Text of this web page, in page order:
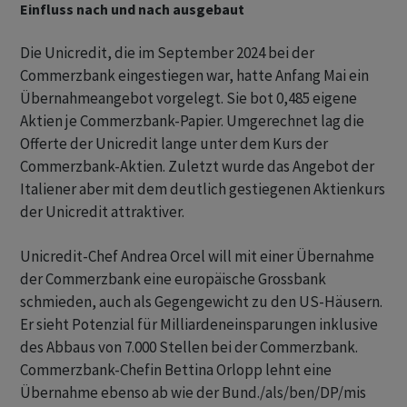
Einfluss nach und nach ausgebaut
Die Unicredit, die im September 2024 bei der
Commerzbank eingestiegen war, hatte Anfang Mai ein
Übernahmeangebot vorgelegt. Sie bot 0,485 eigene
Aktien je Commerzbank-Papier. Umgerechnet lag die
Offerte der Unicredit lange unter dem Kurs der
Commerzbank-Aktien. Zuletzt wurde das Angebot der
Italiener aber mit dem deutlich gestiegenen Aktienkurs
der Unicredit attraktiver.
Unicredit-Chef Andrea Orcel will mit einer Übernahme
der Commerzbank eine europäische Grossbank
schmieden, auch als Gegengewicht zu den US-Häusern.
Er sieht Potenzial für Milliardeneinsparungen inklusive
des Abbaus von 7.000 Stellen bei der Commerzbank.
Commerzbank-Chefin Bettina Orlopp lehnt eine
Übernahme ebenso ab wie der Bund./als/ben/DP/mis